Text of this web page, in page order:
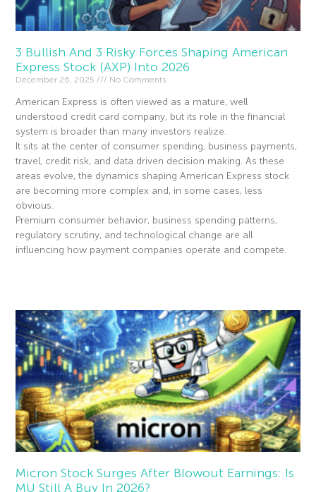
3 Bullish And 3 Risky Forces Shaping American
Express Stock (AXP) Into 2026
December 26, 2025 No Comments
American Express is often viewed as a mature, well
understood credit card company, but its role in the financial
system is broader than many investors realize.
It sits at the center of consumer spending, business payments,
travel, credit risk, and data driven decision making. As these
areas evolve, the dynamics shaping American Express stock
are becoming more complex and, in some cases, less
obvious.
Premium consumer behavior, business spending patterns,
regulatory scrutiny, and technological change are all
influencing how payment companies operate and compete.
Micron Stock Surges After Blowout Earnings: Is
MU Still A Buy In 2026?